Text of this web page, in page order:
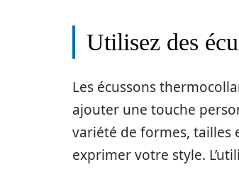
Utilisez des
Les écussons
ajouter une touche
variété de formes, tailles
exprimer votre style.